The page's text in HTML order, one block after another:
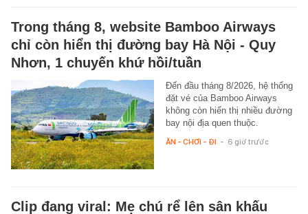
Trong tháng 8, website Bamboo Airways
chỉ còn hiển thị đường bay Hà Nội - Quy
Nhơn, 1 chuyến khứ hồi/tuần
Đến đầu tháng 8/2026, hệ thống
đặt vé của Bamboo Airways
không còn hiển thị nhiều đường
bay nội địa quen thuộc.
ĂN - CHƠI - ĐI - 6 giờ trước
Clip đang viral: Mẹ chú rể lên sân khấu